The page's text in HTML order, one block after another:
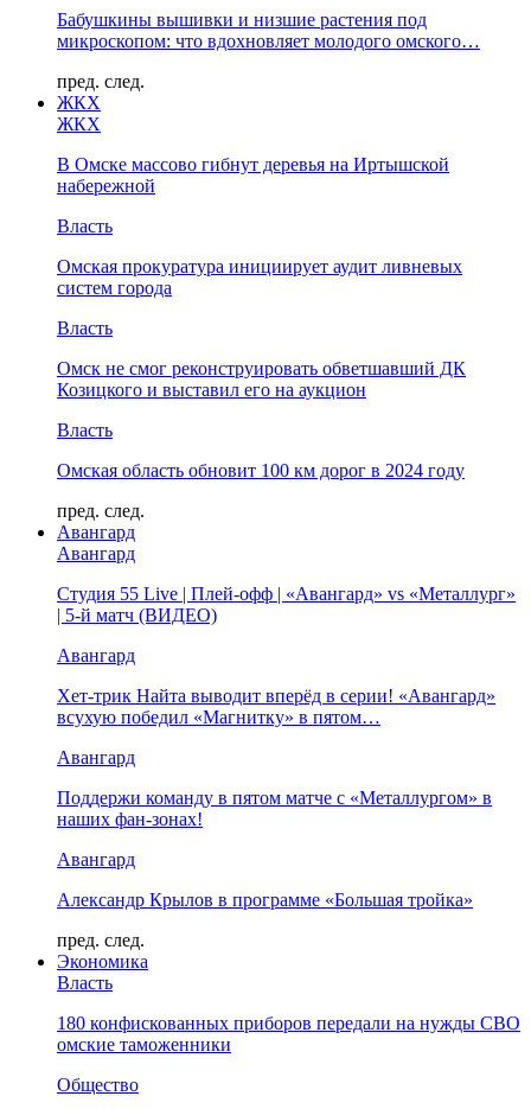
Бабушкины вышивки и низшие растения под
микроскопом: что вдохновляет молодого омского…
пред. след.
ЖКХ
ЖКХ
В Омске массово гибнут деревья на Иртышской
набережной
Власть
Омская прокуратура инициирует аудит ливневых
систем города
Власть
Омск не смог реконструировать обветшавший ДК
Козицкого и выставил его на аукцион
Власть
Омская область обновит 100 км дорог в 2024 году
пред. след.
Авангард
Авангард
Студия 55 Live | Плей-офф | «Авангард» vs «Металлург»
| 5-й матч (ВИДЕО)
Авангард
Хет-трик Найта выводит вперёд в серии! «Авангард»
всухую победил «Магнитку» в пятом…
Авангард
Поддержи команду в пятом матче с «Металлургом» в
наших фан-зонах!
Авангард
Александр Крылов в программе «Большая тройка»
пред. след.
Экономика
Власть
180 конфискованных приборов передали на нужды СВО
омские таможенники
Общество